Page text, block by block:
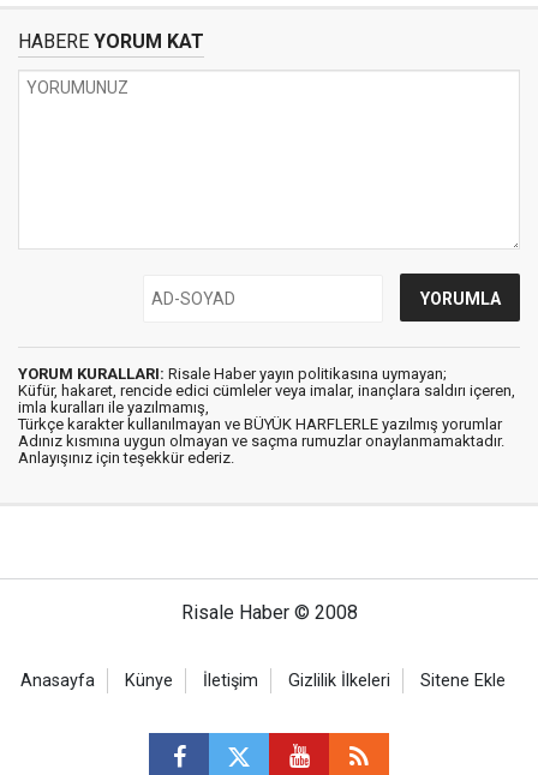
HABERE YORUM KAT
YORUM KURALLARI: Risale Haber yayın politikasına uymayan;
Küfür, hakaret, rencide edici cümleler veya imalar, inançlara saldırı içeren,
imla kuralları ile yazılmamış,
Türkçe karakter kullanılmayan ve BÜYÜK HARFLERLE yazılmış yorumlar
Adınız kısmına uygun olmayan ve saçma rumuzlar onaylanmamaktadır.
Anlayışınız için teşekkür ederiz.
Risale Haber © 2008
Anasayfa Künye İletişim Gizlilik İlkeleri Sitene Ekle